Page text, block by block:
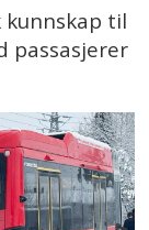
kunnskap til
passasjerer